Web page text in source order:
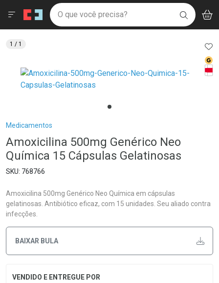
Drogaria São Paulo
Ir direto para a home
pela página
Ir direto para o conteúdo
Ir direto para a busca
Ir direto para a conta
Ir direto para a notificações
Ir direto para o carrinho
Ir direto para o menu
Faça a sua busca
O que você precisa? BUSCAR
Menu
Breadcrumb
Medicamentos
Amoxicilina 500mg Genérico Neo
Química 15 Cápsulas Gelatinosas
768766
Amoxicilina 500mg Genérico Neo Química em cápsulas
gelatinosas. Antibiótico eficaz, com 15 unidades. Seu aliado contra
infecções.
BAIXAR BULA
1 / 1